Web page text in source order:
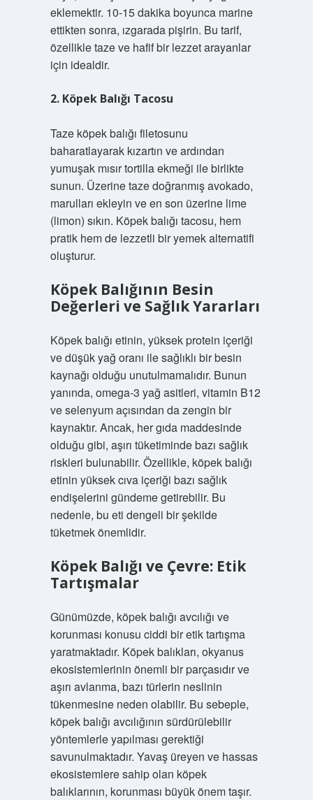
eklemektir. 10-15 dakika boyunca marine
ettikten sonra, ızgarada pişirin. Bu tarif,
özellikle taze ve hafif bir lezzet arayanlar
için idealdir.
2. Köpek Balığı Tacosu
Taze köpek balığı filetosunu
baharatlayarak kızartın ve ardından
yumuşak mısır tortilla ekmeği ile birlikte
sunun. Üzerine taze doğranmış avokado,
marulları ekleyin ve en son üzerine lime
(limon) sıkın. Köpek balığı tacosu, hem
pratik hem de lezzetli bir yemek alternatifi
oluşturur.
Köpek Balığının Besin
Değerleri ve Sağlık Yararları
Köpek balığı etinin, yüksek protein içeriği
ve düşük yağ oranı ile sağlıklı bir besin
kaynağı olduğu unutulmamalıdır. Bunun
yanında, omega-3 yağ asitleri, vitamin B12
ve selenyum açısından da zengin bir
kaynaktır. Ancak, her gıda maddesinde
olduğu gibi, aşırı tüketiminde bazı sağlık
riskleri bulunabilir. Özellikle, köpek balığı
etinin yüksek cıva içeriği bazı sağlık
endişelerini gündeme getirebilir. Bu
nedenle, bu eti dengeli bir şekilde
tüketmek önemlidir.
Köpek Balığı ve Çevre: Etik
Tartışmalar
Günümüzde, köpek balığı avcılığı ve
korunması konusu ciddi bir etik tartışma
yaratmaktadır. Köpek balıkları, okyanus
ekosistemlerinin önemli bir parçasıdır ve
aşırı avlanma, bazı türlerin neslinin
tükenmesine neden olabilir. Bu sebeple,
köpek balığı avcılığının sürdürülebilir
yöntemlerle yapılması gerektiği
savunulmaktadır. Yavaş üreyen ve hassas
ekosistemlere sahip olan köpek
balıklarının, korunması büyük önem taşır.